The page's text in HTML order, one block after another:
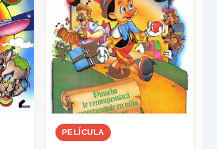
PELÍCULA